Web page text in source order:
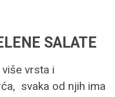
SALATE
vrsta i
svaka od njih ima